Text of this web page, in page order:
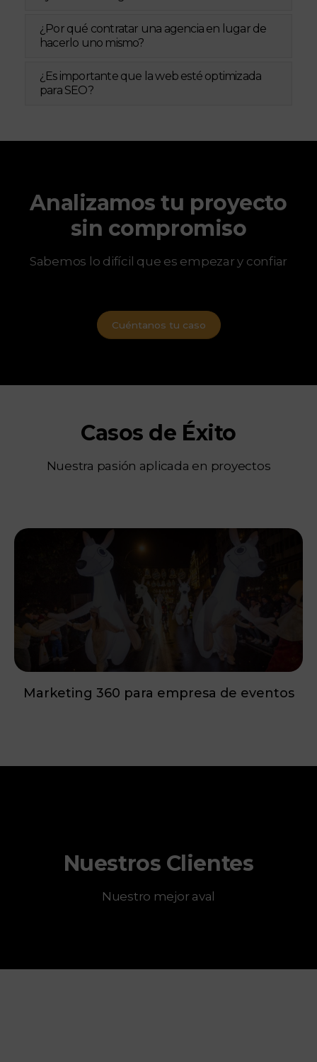
¿Por qué contratar una agencia en lugar de
hacerlo uno mismo?
¿Es importante que la web esté optimizada
para SEO?
Analizamos tu proyecto
sin compromiso
Sabemos lo difícil que es empezar y confiar
Cuéntanos tu caso
Casos de Éxito
Nuestra pasión aplicada en proyectos
Marketing 360 para empresa de eventos
Nuestros Clientes
Nuestro mejor aval